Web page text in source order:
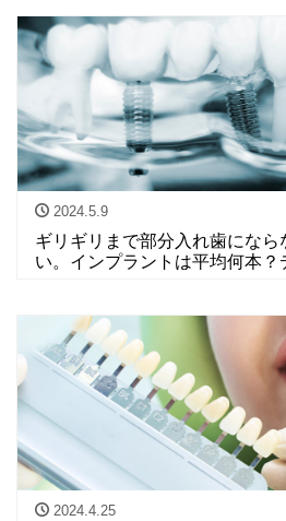
2024.5.9
ギリギリまで部分入れ歯になら
い。インプラントは平均何本？
2024.4.25